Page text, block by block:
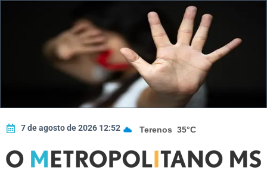
7 de agosto de 2026 12:52 Terenos 35°C